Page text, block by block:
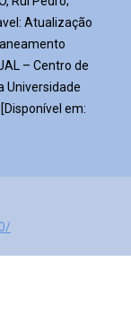
Atualização
– Centro de
Universidade
em: